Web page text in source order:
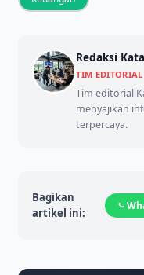
Redaksi
TIM EDITORIAL
Tim editorial
menyajikan
terpercaya.
Bagikan
artikel ini: